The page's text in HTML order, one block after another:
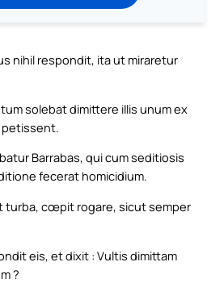
nihil respondit, ita ut miraretur
solebat dimittere illis unum ex
petissent.
Barrabas, qui cum seditiosis
fecerat homicidium.
turba, cœpit rogare, sicut semper
eis, et dixit : Vultis dimittam
?